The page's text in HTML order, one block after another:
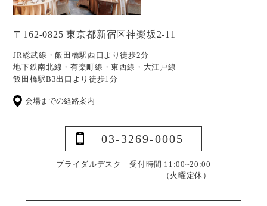
〒162-0825 東京都新宿区神楽坂2-11
JR総武線・飯田橋駅西口より徒歩2分
地下鉄南北線・有楽町線・東西線・大江戸線
飯田橋駅B3出口より徒歩1分
会場までの経路案内
03-3269-0005
ブライダルデスク 受付時間 11:00~20:00
（火曜定休）